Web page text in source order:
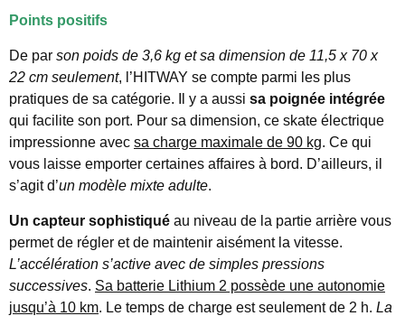
Points positifs
De par son poids de 3,6 kg et sa dimension de 11,5 x 70 x
22 cm seulement, l’HITWAY se compte parmi les plus
pratiques de sa catégorie. Il y a aussi sa poignée intégrée
qui facilite son port. Pour sa dimension, ce skate électrique
impressionne avec sa charge maximale de 90 kg. Ce qui
vous laisse emporter certaines affaires à bord. D’ailleurs, il
s’agit d’un modèle mixte adulte.
Un capteur sophistiqué au niveau de la partie arrière vous
permet de régler et de maintenir aisément la vitesse.
L’accélération s’active avec de simples pressions
successives. Sa batterie Lithium 2 possède une autonomie
jusqu’à 10 km. Le temps de charge est seulement de 2 h. La